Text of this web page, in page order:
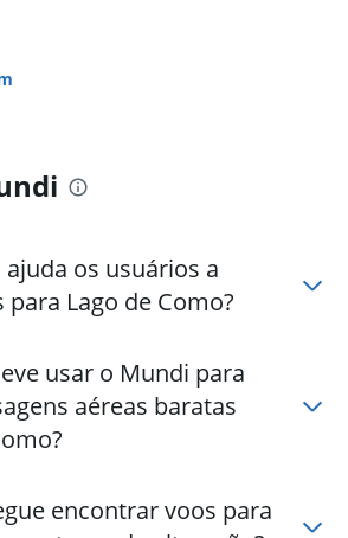
os usuários a
Lago de Como?
usar o Mundi para
aéreas baratas
encontrar voos para